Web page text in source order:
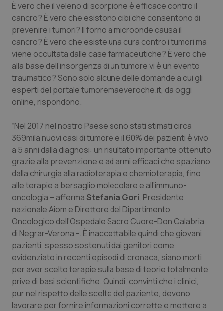
Quotidiano Cardiologia
Quotidiano Chirurgia
Quotidiano Oncologia
Quotidiano Pediatria
Salute orale & impianti
Sangue & coagulazione
Tiroide
Tumore al seno
Tumore ovarico
Tumori del Polmone & Testa Collo
Tumori gastrointestinali
È vero che il veleno di scorpione è efficace contro il
cancro? È vero che esistono cibi che consentono di
prevenire i tumori? Il forno a microonde causa il
cancro? È vero che esiste una cura contro i tumori ma
viene occultata dalle case farmaceutiche? È vero che
alla base dell’insorgenza di un tumore vi è un evento
traumatico? Sono solo alcune delle domande a cui gli
esperti del portale tumoremaeveroche.it, da oggi
online, rispondono.
“Nel 2017 nel nostro Paese sono stati stimati circa
369mila nuovi casi di tumore e il 60% dei pazienti è vivo
a 5 anni dalla diagnosi: un risultato importante ottenuto
grazie alla prevenzione e ad armi efficaci che spaziano
dalla chirurgia alla radioterapia e chemioterapia, fino
alle terapie a bersaglio molecolare e all’immuno-
oncologia – afferma Stefania Gori, Presidente
nazionale Aiom e Direttore del Dipartimento
Oncologico dell’Ospedale Sacro Cuore-Don Calabria
di Negrar-Verona -. È inaccettabile quindi che giovani
pazienti, spesso sostenuti dai genitori come
evidenziato in recenti episodi di cronaca, siano morti
per aver scelto terapie sulla base di teorie totalmente
prive di basi scientifiche. Quindi, convinti che i clinici,
pur nel rispetto delle scelte del paziente, devono
lavorare per fornire informazioni corrette e mettere a